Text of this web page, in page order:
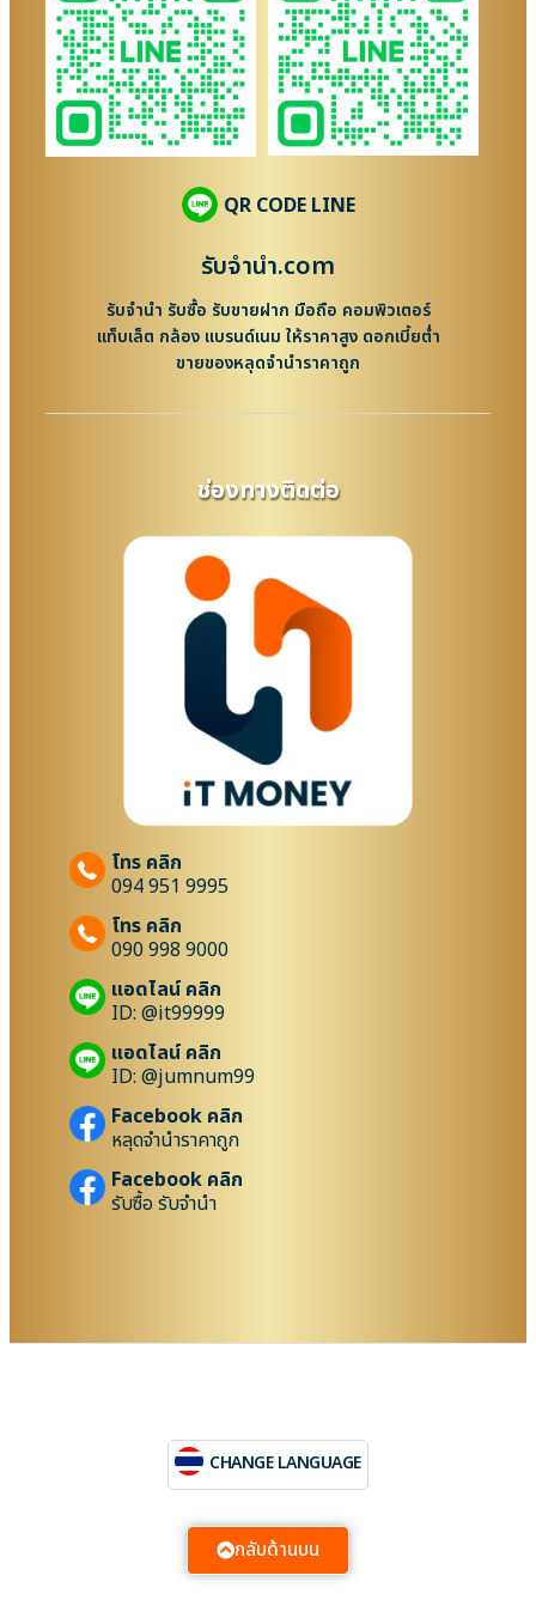
QR CODE LINE
รับจํานํา.com
รับจำนำ รับซื้อ รับขายฝาก มือถือ คอมพิวเตอร์
แท็บเล็ต กล้อง แบรนด์เนม ให้ราคาสูง ดอกเบี้ยต่ำ
ขายของหลุดจำนำราคาถูก
ช่องทางติดต่อ
โทร คลิก
094 951 9995
โทร คลิก
090 998 9000
แอดไลน์ คลิก
ID: @it99999
แอดไลน์ คลิก
ID: @jumnum99
Facebook คลิก
หลุดจำนำราคาถูก
Facebook คลิก
รับซื้อ รับจำนำ
CHANGE LANGUAGE
กลับด้านบน